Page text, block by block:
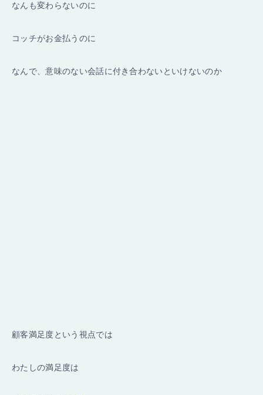
なんも変わらないのに
コッチがお金払うのに
なんで、意味のない会話に付き合わないといけないのか
顧客満足度という視点では
わたしの満足度は